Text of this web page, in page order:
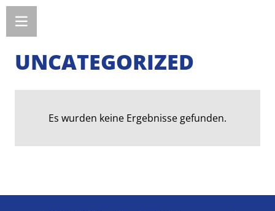
UNCATEGORIZED
Es wurden keine Ergebnisse gefunden.